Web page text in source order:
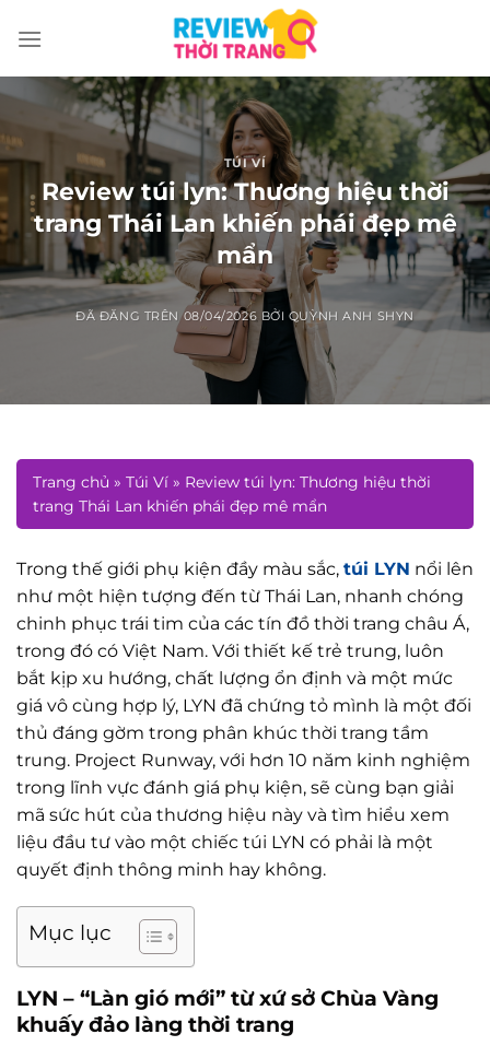
đến
dung
TÚI VÍ
Review túi lyn: Thương hiệu thời
trang Thái Lan khiến phái đẹp mê
mẩn
ĐÃ ĐĂNG TRÊN08/04/2026 BỞI QUỲNH ANH SHYN
Trang chủ » Túi Ví » Review túi lyn: Thương hiệu thời
trang Thái Lan khiến phái đẹp mê mẩn
Trong thế giới phụ kiện đầy màu sắc, túi LYN nổi lên
như một hiện tượng đến từ Thái Lan, nhanh chóng
chinh phục trái tim của các tín đồ thời trang châu Á,
trong đó có Việt Nam. Với thiết kế trẻ trung, luôn
bắt kịp xu hướng, chất lượng ổn định và một mức
giá vô cùng hợp lý, LYN đã chứng tỏ mình là một đối
thủ đáng gờm trong phân khúc thời trang tầm
trung. Project Runway, với hơn 10 năm kinh nghiệm
trong lĩnh vực đánh giá phụ kiện, sẽ cùng bạn giải
mã sức hút của thương hiệu này và tìm hiểu xem
liệu đầu tư vào một chiếc túi LYN có phải là một
quyết định thông minh hay không.
Mục lục
LYN – “Làn gió mới” từ xứ sở Chùa Vàng
khuấy đảo làng thời trang